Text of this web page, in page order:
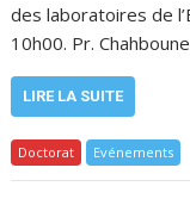
des laboratoires de
10h00. Pr. Chahboune
LIRE LA SUITE
Doctorat Evénements